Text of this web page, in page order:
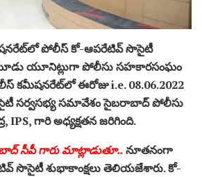
పోలీస్ కో-ఆపరేటివ్ సొసైటీ
యూనిట్లుగా పోలీసు సహకారసంఘం
కమీషనరేట్‌లో ఈరోజు i.e. 08.06.2022
సర్వసభ్య సమావేశం సైబరాబాద్ పోలీసు
IPS, గారి అధ్యక్షతన జరిగింది.
సీపీ గారు మాట్లాడుతూ..నూతనంగా
సొసైటీ శుభాకాంక్షలు తెలియజేశారు. కో-